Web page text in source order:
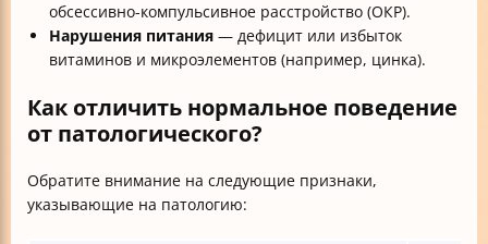
обсессивно-компульсивное расстройство (ОКР).
Нарушения питания — дефицит или избыток
витаминов и микроэлементов (например, цинка).
Как отличить нормальное поведение
от патологического?
Обратите внимание на следующие признаки,
указывающие на патологию: